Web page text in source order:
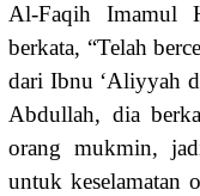
Al-Faqih Imamul
berkata, “Telah
dari Ibnu ‘Aliyyah
Abdullah, dia
orang mukmin,
untuk keselamatan